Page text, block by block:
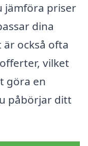
jämföra priser
dina
också ofta
vilket
göra en
påbörjar ditt